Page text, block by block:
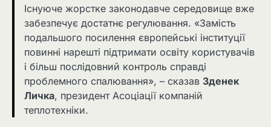
Існуюче жорстке законодавче середовище вже
забезпечує достатнє регулювання. «Замість
подальшого посилення європейські інституції
повинні нарешті підтримати освіту користувачів
і більш послідовний контроль справді
проблемного спалювання», – сказав Зденек
Личка, президент Асоціації компаній
теплотехніки.